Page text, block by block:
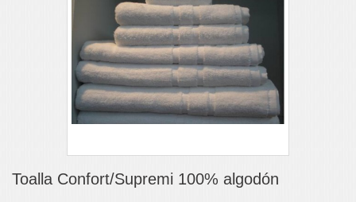
Toalla Confort/Supremi 100% algodón